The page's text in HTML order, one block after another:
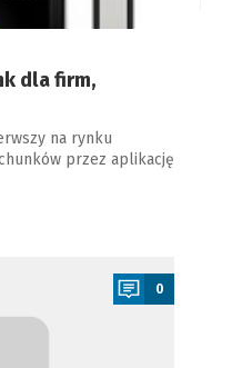
dla firm,
na rynku
przez aplikację
0